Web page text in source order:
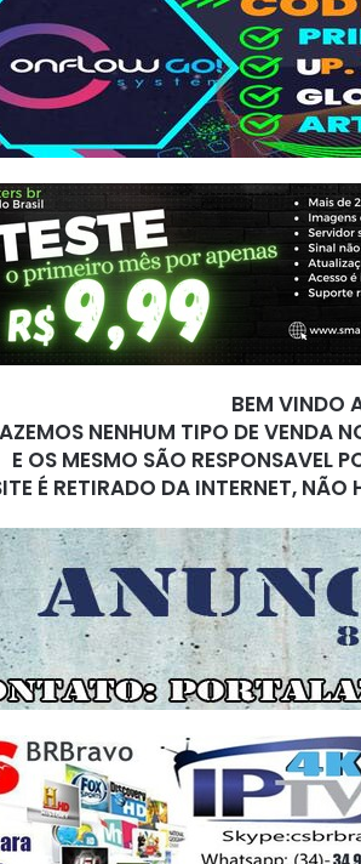
BEM VINDO
NENHUM TIPO DE VENDA
E OS MESMO SÃO RESPONSAVEL
É RETIRADO DA INTERNET,